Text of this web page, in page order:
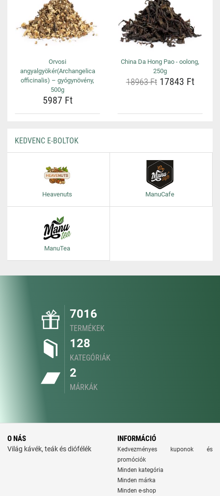
Orvosi
angyalgyökér(Archangelica
officinalis) – gyógynövény,
500g
5987 Ft
China Da Hong Pao - oolong,
250g
18963 Ft17843 Ft
KEDVENC E-BOLTOK
Heavenuts ManuCafe
ManuTea
7016
TERMÉKEK
128
KATEGÓRIÁK
2
MÁRKÁK
O NÁS
Világ kávék, teák és diófélék
INFORMÁCIÓ
Kedvezményes kuponok és
promóciók
Minden kategória
Minden márka
Minden e-shop